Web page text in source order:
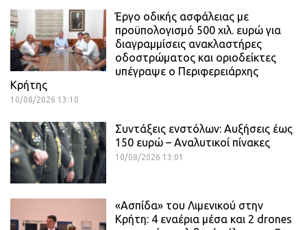
Έργο οδικής ασφάλειας με
προϋπολογισμό 500 χιλ. ευρώ για
διαγραμμίσεις ανακλαστήρες
οδοστρώματος και οριοδείκτες
υπέγραψε ο Περιφερειάρχης
Κρήτης
10/08/2026 13:10
Συντάξεις ενστόλων: Αυξήσεις έως
150 ευρώ – Αναλυτικοί πίνακες
10/08/2026 13:01
«Ασπίδα» του Λιμενικού στην
Κρήτη: 4 εναέρια μέσα και 2 drones